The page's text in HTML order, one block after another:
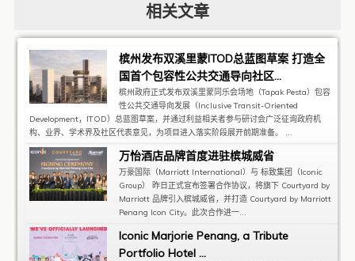
相关文章
槟州发布双溪里蒙ITOD总蓝图草案 打造全
国首个包容性公共交通导向社区...
槟州政府正式发布双溪里蒙同乐会场地（Tapak Pesta）包容
性公共交通导向发展（Inclusive Transit-Oriented
Development，ITOD）总蓝图草案，并通过利益相关者参与研讨会广泛征询政府机
构、业界、学术界及社区代表意见，为项目进入落实阶段展开前期准备。 ...
万怡酒店品牌首度进驻槟城威省
万豪国际（Marriott International）与 标致集团（Iconic
Group） 昨日正式宣布签署合作协议，将旗下 Courtyard by
Marriott 品牌引入槟城威省，并打造 Courtyard by Marriott
Penang Icon City。此次合作进一...
Iconic Marjorie Penang, a Tribute
Portfolio Hotel ...